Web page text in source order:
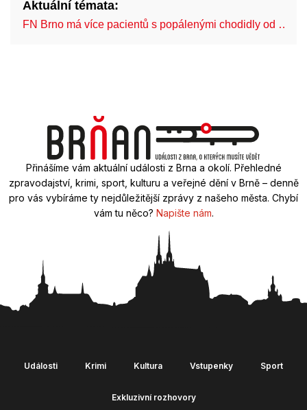
Aktuální témata:
FN Brno má více pacientů s popálenými chodidly od …
Přinášíme vám aktuální události z Brna a okolí. Přehledné
zpravodajství, krimi, sport, kulturu a veřejné dění v Brně – denně
pro vás vybíráme ty nejdůležitější zprávy z našeho města. Chybí
vám tu něco? Napište nám.
Události Krimi Kultura Vstupenky Sport
Exkluzivní rozhovory